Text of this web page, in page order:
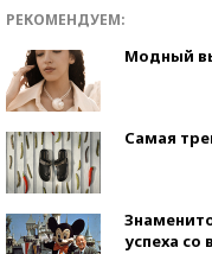
РЕКОМЕНДУЕМ:
Модный
Самая
успеха со